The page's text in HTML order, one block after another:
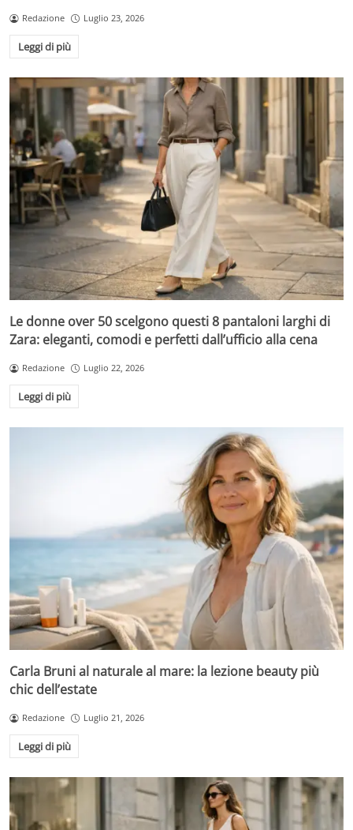
Redazione Luglio 23, 2026
Leggi di più
Le donne over 50 scelgono questi 8 pantaloni larghi di
Zara: eleganti, comodi e perfetti dall’ufficio alla cena
Redazione Luglio 22, 2026
Leggi di più
Carla Bruni al naturale al mare: la lezione beauty più
chic dell’estate
Redazione Luglio 21, 2026
Leggi di più